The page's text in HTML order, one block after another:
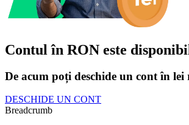
Contul în RON este
De acum poți deschide un cont în lei
DESCHIDE UN CONT
Breadcrumb